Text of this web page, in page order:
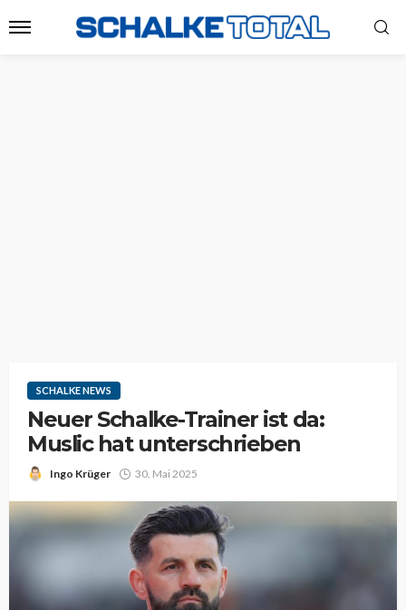
SCHALKE NEWS
Neuer Schalke-Trainer ist da:
Muslic hat unterschrieben
Ingo Krüger 30. Mai 2025